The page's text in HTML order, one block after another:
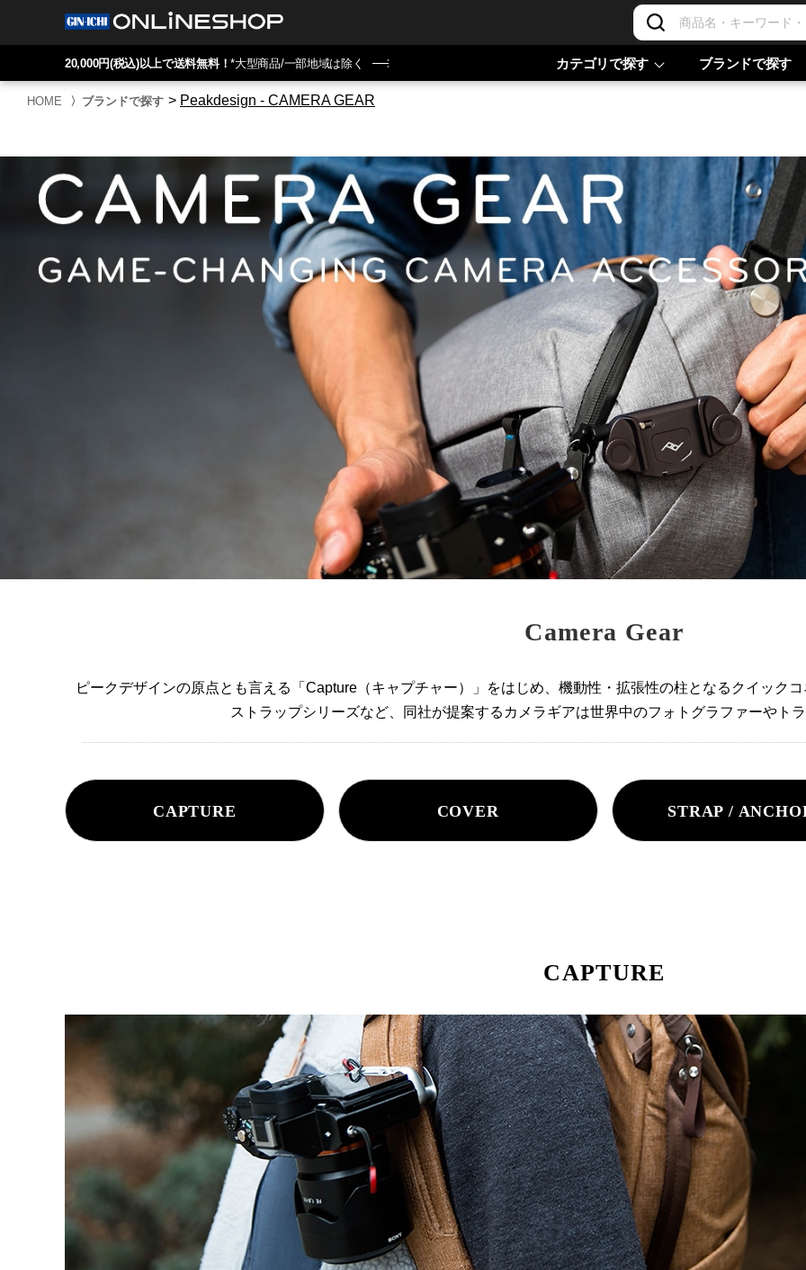
20,000円(税込)以上で送料無料！*大型商品/一部地域は除く カテゴリで探す ブランドで探す
HOME 〉 ブランドで探す > Peakdesign - CAMERA GEAR
Camera Gear
ピークデザインの原点とも言える「Capture（キャプチャー）」をはじめ、機動性・拡張性の柱となるクイック
ストラップシリーズなど、同社が提案するカメラギアは世界中のフォトグラファーやト
CAPTURE COVER STRAP /
CAPTURE